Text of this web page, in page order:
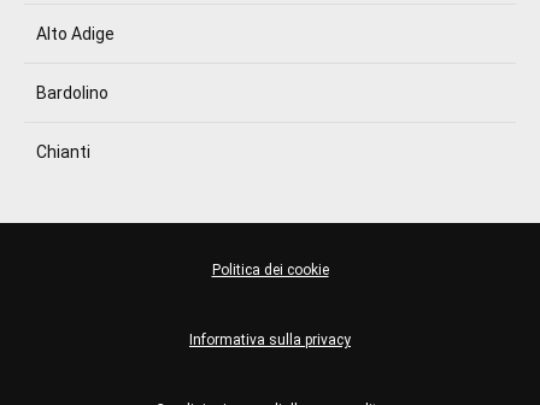
Alto Adige
Bardolino
Chianti
Informativa sulla privacy
Politica dei cookie